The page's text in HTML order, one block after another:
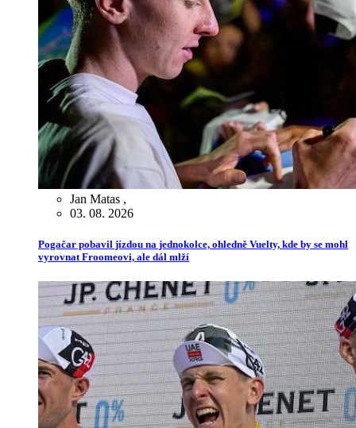
Jan Matas ,
03. 08. 2026
Pogačar pobavil jízdou na jednokolce, ohledně Vuelty, kde by se mohl
vyrovnat Froomeovi, ale dál mlží